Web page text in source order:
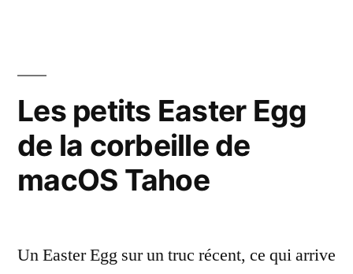
lancer
l’app
Jeux
sous
Tahoe »
bouton
Xbox
de
lancer
Les petits Easter Egg
de la corbeille de
macOS Tahoe
Un Easter Egg sur un truc récent, ce qui arrive